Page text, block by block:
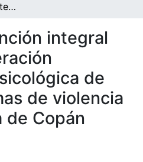
Centro de atención integral para la recuperación emocional y psicológica de mujeres víctimas de violencia en Santa Rosa de Copán
integral
de
de violencia
de Copán